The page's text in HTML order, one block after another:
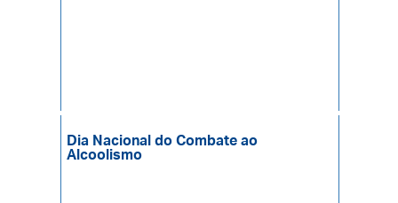
Dia Nacional do Combate ao
Alcoolismo